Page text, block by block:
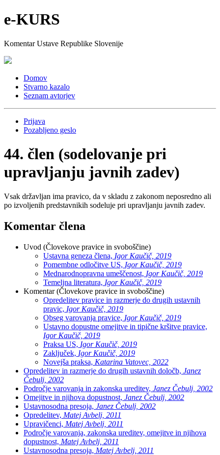
e-KURS
Komentar Ustave Republike Slovenije
Domov
Stvarno kazalo
Seznam avtorjev
Prijava
Pozabljeno geslo
44. člen (sodelovanje pri
upravljanju javnih zadev)
Vsak državljan ima pravico, da v skladu z zakonom neposredno ali
po izvoljenih predstavnikih sodeluje pri upravljanju javnih zadev.
Komentar člena
Uvod (Človekove pravice in svoboščine)
Ustavna geneza člena, Igor Kaučič, 2019
Pomembne odločitve US, Igor Kaučič, 2019
Mednarodnopravna umeščenost, Igor Kaučič, 2019
Temeljna literatura, Igor Kaučič, 2019
Komentar(Človekove pravice in svoboščine)
Opredelitev pravice in razmerje do drugih ustavnih
pravic, Igor Kaučič, 2019
Obseg varovanja pravice, Igor Kaučič, 2019
Ustavno dopustne omejitve in tipične kršitve pravice,
Igor Kaučič, 2019
Praksa US, Igor Kaučič, 2019
Zaključek, Igor Kaučič, 2019
Novejša praksa, Katarina Vatovec, 2022
Opredelitev in razmerje do drugih ustavnih določb, Janez
Čebulj, 2002
Področje varovanja in zakonska ureditev, Janez Čebulj, 2002
Omejitve in njihova dopustnost, Janez Čebulj, 2002
Ustavnosodna presoja, Janez Čebulj, 2002
Opredelitev, Matej Avbelj, 2011
Upravičenci, Matej Avbelj, 2011
Področje varovanja, zakonska ureditev, omejitve in njihova
dopustnost, Matej Avbelj, 2011
Ustavnosodna presoja, Matej Avbelj, 2011